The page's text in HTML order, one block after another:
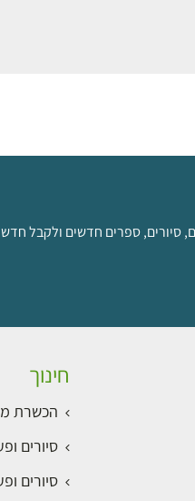
סיורים, ספרים חדשים ולקבל
חינוך
הכשרת
סיורים
סיורים